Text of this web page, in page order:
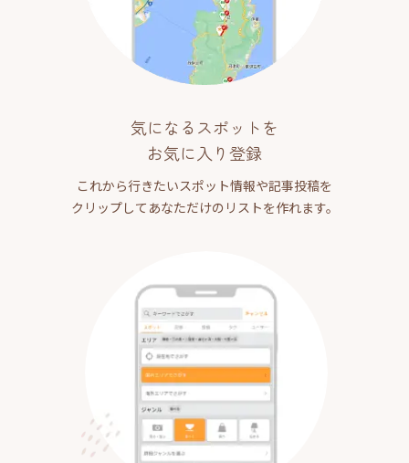
気になるスポットを
お気に入り登録
これから行きたいスポット情報や記事投稿を
クリップしてあなただけのリストを作れます。